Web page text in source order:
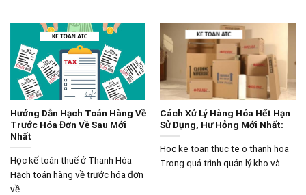
Hướng Dẫn Hạch Toán Hàng Về
Trước Hóa Đơn Về Sau Mới
Nhất
Học kế toán thuế ở Thanh Hóa
Hạch toán hàng về trước hóa đơn
về
Cách Xử Lý Hàng Hóa Hết Hạn
Sử Dụng, Hư Hỏng Mới Nhất:
Hoc ke toan thuc te o thanh hoa
Trong quá trình quản lý kho và